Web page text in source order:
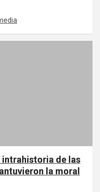
intrahistoria de las
la moral